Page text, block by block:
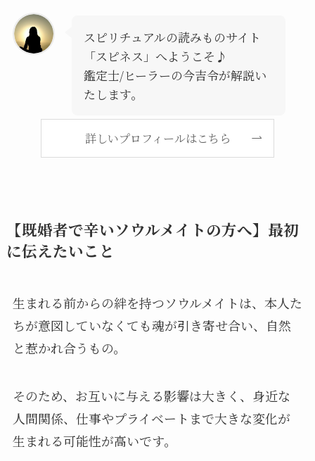
スピリチュアルの読みものサイト
「スピネス」へようこそ♪
鑑定士/ヒーラーの今吉令が解説い
たします。
詳しいプロフィールはこちら
【既婚者で辛いソウルメイトの方へ】最初
に伝えたいこと
生まれる前からの絆を持つソウルメイトは、本人た
ちが意図していなくても魂が引き寄せ合い、自然
と惹かれ合うもの。
そのため、お互いに与える影響は大きく、身近な
人間関係、仕事やプライベートまで大きな変化が
生まれる可能性が高いです。